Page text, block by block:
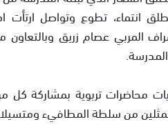
انتماء، تطوع وتواصل ارتأت
المربي عصام زريق
محاضرات تربوية بمشاركة
من سلطة المطافيء